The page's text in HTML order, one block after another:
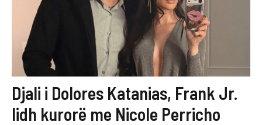
Djali i Dolores Katanias, Frank Jr.
lidh kurorë me Nicole Perricho